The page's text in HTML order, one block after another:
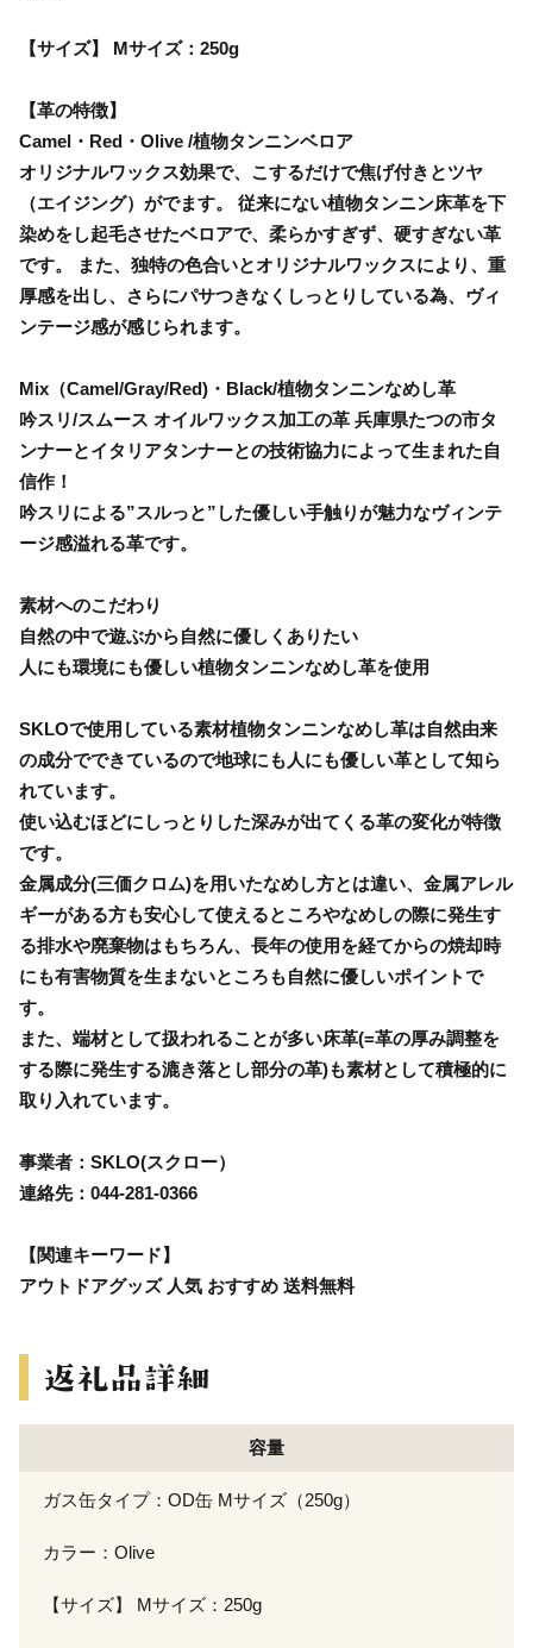
【サイズ】 Mサイズ：250g
【革の特徴】
Camel・Red・Olive /植物タンニンベロア
オリジナルワックス効果で、こするだけで焦げ付きとツヤ
（エイジング）がでます。 従来にない植物タンニン床革を下
染めをし起毛させたベロアで、柔らかすぎず、硬すぎない革
です。 また、独特の色合いとオリジナルワックスにより、重
厚感を出し、さらにパサつきなくしっとりしている為、ヴィ
ンテージ感が感じられます。
Mix（Camel/Gray/Red)・Black/植物タンニンなめし革
吟スリ/スムース オイルワックス加工の革 兵庫県たつの市タ
ンナーとイタリアタンナーとの技術協力によって生まれた自
信作！
吟スリによる”スルっと”した優しい手触りが魅力なヴィンテ
ージ感溢れる革です。
素材へのこだわり
自然の中で遊ぶから自然に優しくありたい
人にも環境にも優しい植物タンニンなめし革を使用
SKLOで使用している素材植物タンニンなめし革は自然由来
の成分でできているので地球にも人にも優しい革として知ら
れています。
使い込むほどにしっとりした深みが出てくる革の変化が特徴
です。
金属成分(三価クロム)を用いたなめし方とは違い、金属アレル
ギーがある方も安心して使えるところやなめしの際に発生す
る排水や廃棄物はもちろん、長年の使用を経てからの焼却時
にも有害物質を生まないところも自然に優しいポイントで
す。
また、端材として扱われることが多い床革(=革の厚み調整を
する際に発生する漉き落とし部分の革)も素材として積極的に
取り入れています。
事業者：SKLO(スクロー）
連絡先：044-281-0366
【関連キーワード】
アウトドアグッズ 人気 おすすめ 送料無料
容量
ガス缶タイプ：OD缶 Mサイズ（250g）
カラー：Olive
【サイズ】 Mサイズ：250g